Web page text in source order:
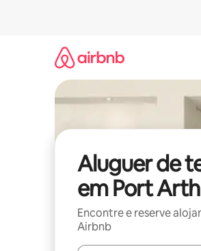
Aluguer de
em Port
Encontre e reserve
Airbnb